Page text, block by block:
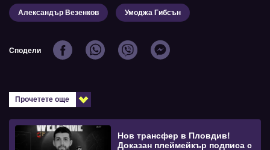
Александър Везенков Умоджа Гибсън
Сподели
Прочетете още
Нов трансфер в Пловдив!
Доказан плеймейкър подписа с